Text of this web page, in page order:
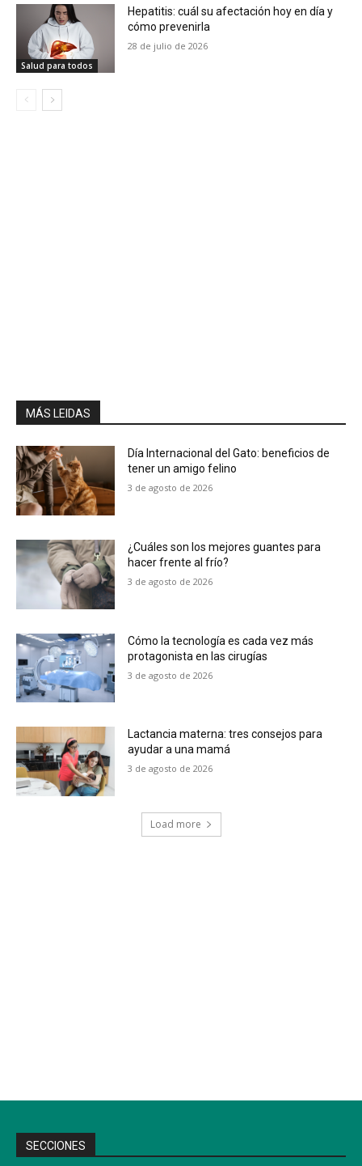
Salud para todos
Hepatitis: cuál su afectación hoy en día y
cómo prevenirla
28 de julio de 2026
MÁS LEIDAS
Día Internacional del Gato: beneficios de
tener un amigo felino
3 de agosto de 2026
¿Cuáles son los mejores guantes para
hacer frente al frío?
3 de agosto de 2026
Cómo la tecnología es cada vez más
protagonista en las cirugías
3 de agosto de 2026
Lactancia materna: tres consejos para
ayudar a una mamá
3 de agosto de 2026
Load more
SECCIONES